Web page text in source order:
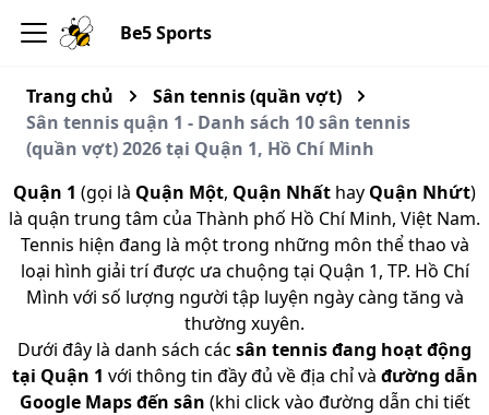
Be5 Sports
Trang chủ
Sân tennis (quần vợt)
Sân tennis quận 1 - Danh sách 10 sân tennis
(quần vợt) 2026 tại Quận 1, Hồ Chí Minh
Quận 1 (gọi là Quận Một, Quận Nhất hay Quận Nhứt)
là quận trung tâm của Thành phố Hồ Chí Minh, Việt Nam.
Tennis hiện đang là một trong những môn thể thao và
loại hình giải trí được ưa chuộng tại Quận 1, TP. Hồ Chí
Mình với số lượng người tập luyện ngày càng tăng và
thường xuyên.
Dưới đây là danh sách các sân tennis đang hoạt động
tại Quận 1 với thông tin đầy đủ về địa chỉ và đường dẫn
Google Maps đến sân (khi click vào đường dẫn chi tiết